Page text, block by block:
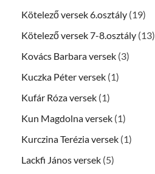
Kötelező versek 6.osztály (19)
Kötelező versek 7-8.osztály (13)
Kovács Barbara versek (3)
Kuczka Péter versek (1)
Kufár Róza versek (1)
Kun Magdolna versek (1)
Kurczina Terézia versek (1)
Lackfi János versek (5)